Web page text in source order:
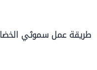
طريقة عمل سموثي